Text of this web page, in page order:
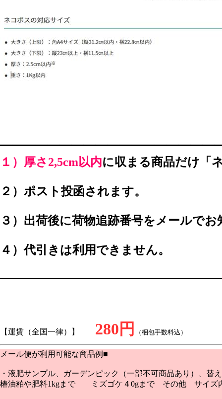
１）厚さ2,5cm以内に収まる商品だけ「
２）ポスト投函されます。
３）出荷後に荷物追跡番号をメールで
４）代引きは利用できません。
【運賃（全国一律）】 280円 （梱包手数料込）
メール便が利用可能な商品例■
・液肥サンプル、ガーデンピック（一部不可商品あり）、替
椿油粕や肥料1kgまで ミズゴケ４0gまで その他 サイズ